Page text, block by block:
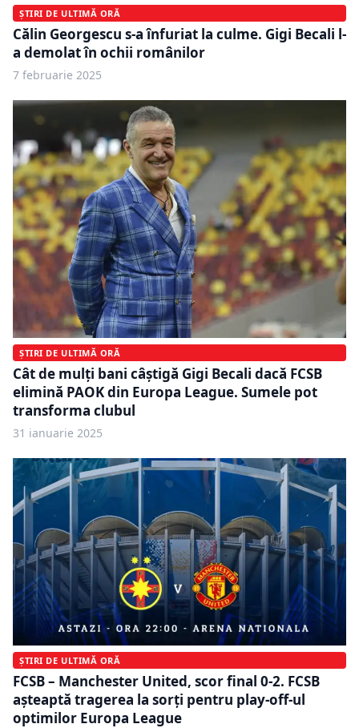
ȘTIRI DE ULTIMĂ ORĂ
Călin Georgescu s-a înfuriat la culme. Gigi Becali l-
a demolat în ochii românilor
7 februarie 2025
ȘTIRI DE ULTIMĂ ORĂ
Cât de mulți bani câștigă Gigi Becali dacă FCSB
elimină PAOK din Europa League. Sumele pot
transforma clubul
31 ianuarie 2025
ȘTIRI DE ULTIMĂ ORĂ
FCSB – Manchester United, scor final 0-2. FCSB
așteaptă tragerea la sorți pentru play-off-ul
optimilor Europa League